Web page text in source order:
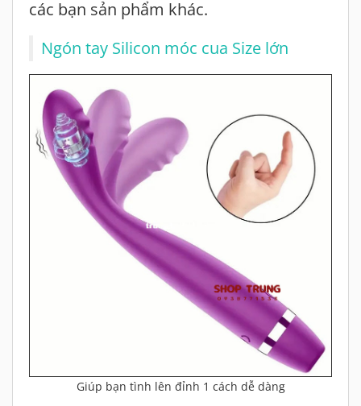
các bạn sản phẩm khác.
Ngón tay Silicon móc cua Size lớn
Giúp bạn tình lên đỉnh 1 cách dễ dàng